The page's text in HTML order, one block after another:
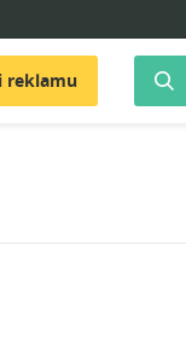
reklamu